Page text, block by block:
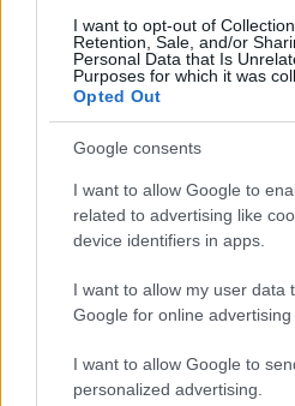
I want to opt-out of
Retention, Sale, and/or
Personal Data that Is
Purposes for which it was
Opted Out
Google consents
I want to allow Google to
related to advertising like
device identifiers in apps.
I want to allow my user data
Google for online advertising
I want to allow Google to
personalized advertising.
Continua a leggere